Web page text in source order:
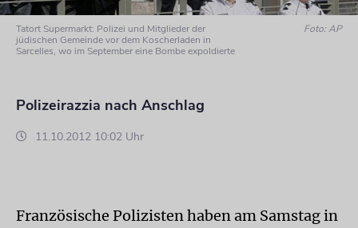
Tatort Supermarkt: Polizei und Mitglieder der
jüdischen Gemeinde vor dem Koscherladen in
Sarcelles, wo im September eine Bombe expoldierte
Foto: AP
Polizeirazzia nach Anschlag
11.10.2012 10:02 Uhr
Französische Polizisten haben am Samstag in